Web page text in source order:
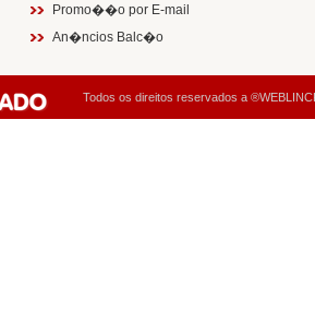
Promo��o por E-mail
An�ncios Balc�o
Todos os direitos reservados a